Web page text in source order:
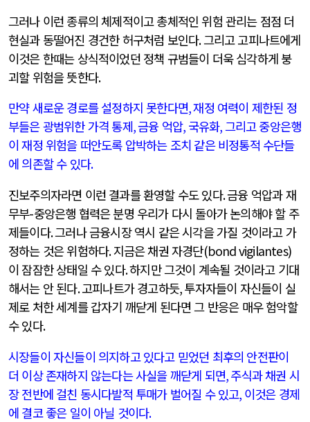
그러나 이런 종류의 체제적이고 총체적인 위험 관리는 점점 더
현실과 동떨어진 경건한 허구처럼 보인다.그리고 고피나트에게
이것은 한때는 상식적이었던 정책 규범들이 더욱 심각하게 붕
괴할 위험을 뜻한다.
만약 새로운 경로를 설정하지 못한다면,재정 여력이 제한된 정
부들은 광범위한 가격 통제,금융 억압, 국유화,그리고 중앙은행
이 재정 위험을 떠안도록 압박하는 조치 같은 비정통적 수단들
에 의존할 수 있다.
진보주의자라면 이런 결과를 환영할 수도 있다.금융 억압과 재
무부-중앙은행 협력은 분명 우리가 다시 돌아가 논의해야 할 주
제들이다.그러나 금융시장 역시 같은 시각을 가질 것이라고 가
정하는 것은 위험하다.지금은 채권 자경단(bond vigilantes)
이 잠잠한 상태일 수 있다.하지만 그것이 계속될 것이라고 기대
해서는 안 된다.고피나트가 경고하듯,투자자들이 자신들이 실
제로 처한 세계를 갑자기 깨닫게 된다면 그 반응은 매우 험악할
수 있다.
시장들이 자신들이 의지하고 있다고 믿었던 최후의 안전판이
더 이상 존재하지 않는다는 사실을 깨닫게 되면,주식과 채권 시
장 전반에 걸친 동시다발적 투매가 벌어질 수 있고, 이것은 경제
에 결코 좋은 일이 아닐 것이다.